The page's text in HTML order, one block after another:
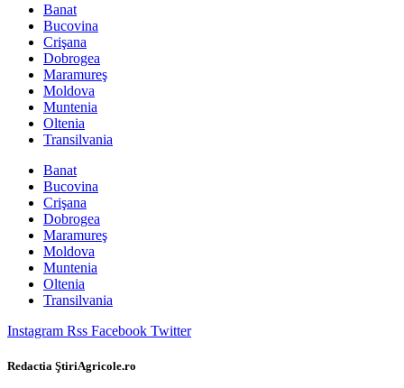
Banat
Bucovina
Crişana
Dobrogea
Maramureş
Moldova
Muntenia
Oltenia
Transilvania
Banat
Bucovina
Crişana
Dobrogea
Maramureş
Moldova
Muntenia
Oltenia
Transilvania
Instagram Rss Facebook Twitter
Redactia ŞtiriAgricole.ro